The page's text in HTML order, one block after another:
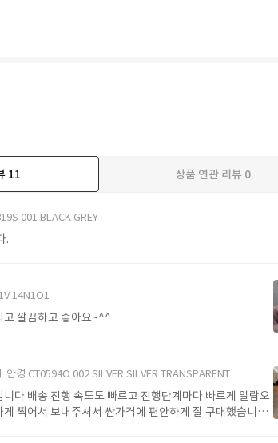
11 상품 연관 리뷰 0
001 BLACK GREY
.
14N1O1
고 깔끔하고 좋아요~^^
안경 CT0594O 002 SILVER SILVER TRANSPARENT
다 배송 진행 속도도 빠르고 진행단계마다 빠르게 알람오
찍어서 보내주셔서 싼가격에 편안하게 잘 구매했습니다.